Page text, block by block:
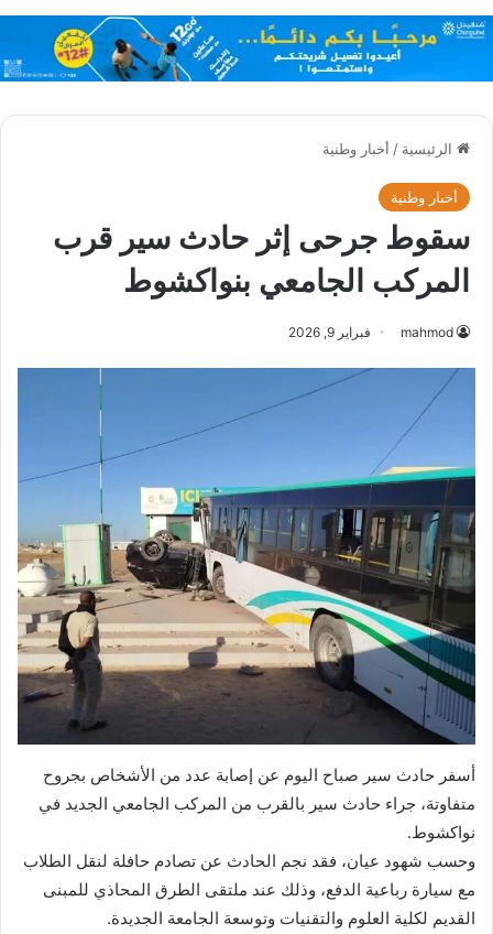
الرئيسية / أخبار وطنية
أخبار وطنية
سقوط جرحى إثر حادث سير قرب
المركب الجامعي بنواكشوط
mahmod فبراير 9, 2026
أسفر حادث سير صباح اليوم عن إصابة عدد من الأشخاص بجروح
متفاوتة، جراء حادث سير بالقرب من المركب الجامعي الجديد في
نواكشوط.
وحسب شهود عيان، فقد نجم الحادث عن تصادم حافلة لنقل الطلاب
مع سيارة رباعية الدفع، وذلك عند ملتقى الطرق المحاذي للمبنى
القديم لكلية العلوم والتقنيات وتوسعة الجامعة الجديدة.